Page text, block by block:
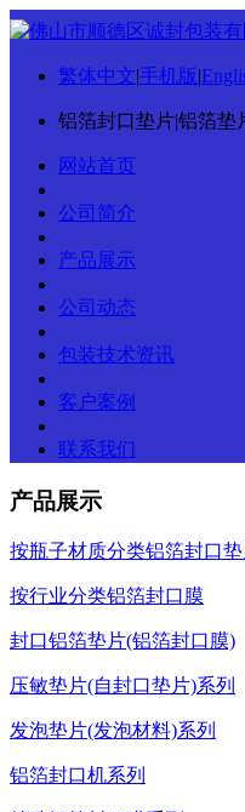
繁体中文|手机版|
铝箔封口垫片|铝箔垫
网站首页
公司简介
产品展示
公司动态
包装技术资讯
客户案例
联系我们
产品展示
按瓶子材质分类铝箔封口
按行业分类铝箔封口膜
封口铝箔垫片(铝箔封口膜)
压敏垫片(自封口垫片)系列
发泡垫片(发泡材料)系列
铝箔封口机系列